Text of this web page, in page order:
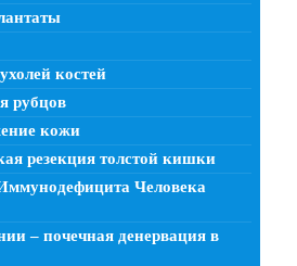
костей
рубцов
кожи
резекция толстой кишки
Человека
– почечная денервация в